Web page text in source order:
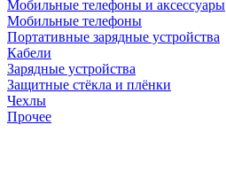
Мобильные телефоны и аксессуары
Мобильные телефоны
Портативные зарядные устройства
Кабели
Зарядные устройства
Защитные стёкла и плёнки
Чехлы
Прочее